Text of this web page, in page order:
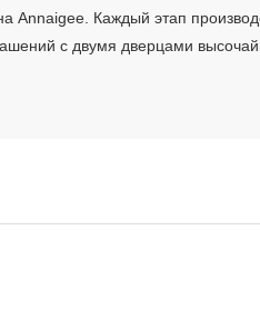
Annaigee. Каждый этап
с двумя дверцами